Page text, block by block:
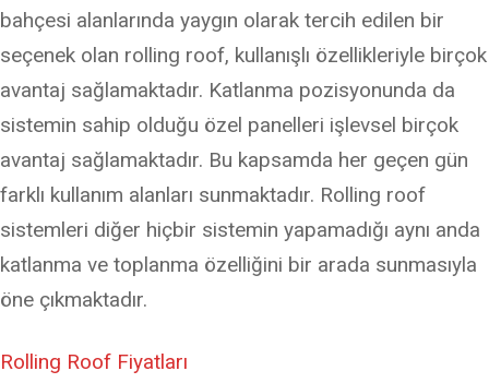
bahçesi alanlarında yaygın olarak tercih edilen bir
seçenek olan rolling roof, kullanışlı özellikleriyle birçok
avantaj sağlamaktadır. Katlanma pozisyonunda da
sistemin sahip olduğu özel panelleri işlevsel birçok
avantaj sağlamaktadır. Bu kapsamda her geçen gün
farklı kullanım alanları sunmaktadır. Rolling roof
sistemleri diğer hiçbir sistemin yapamadığı aynı anda
katlanma ve toplanma özelliğini bir arada sunmasıyla
öne çıkmaktadır.
Rolling Roof Fiyatları